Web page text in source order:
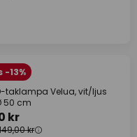
-13%
taklampa Velua, vit/ljus
50 cm
kr
kr